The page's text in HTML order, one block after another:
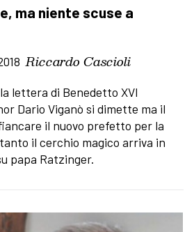
ma niente scuse a
Riccardo Cascioli
lettera di Benedetto XVI
Dario Viganò si dimette ma il
il nuovo prefetto per la
il cerchio magico arriva in
papa Ratzinger.